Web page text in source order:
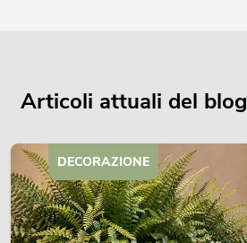
Articoli attuali del blog
DECORAZIONE